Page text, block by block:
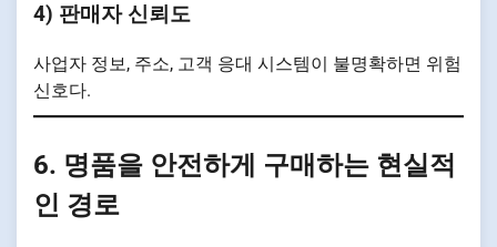
4) 판매자 신뢰도
사업자 정보, 주소, 고객 응대 시스템이 불명확하면 위험
신호다.
6. 명품을 안전하게 구매하는 현실적
인 경로